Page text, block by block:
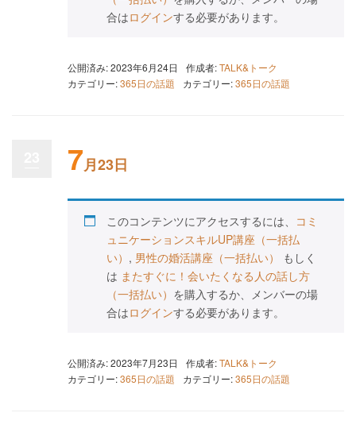
合はログインする必要があります。
公開済み: 2023年6月24日 作成者:TALK&トーク
カテゴリー:365日の話題 カテゴリー:365日の話題
7月23日
このコンテンツにアクセスするには、 コミ
ュニケーションスキルUP講座（一括払
い） , 男性の婚活講座（一括払い）
もしく
は またすぐに！会いたくなる人の話し方
（一括払い） を購入するか、メンバーの場
合はログインする必要があります。
公開済み: 2023年7月23日 作成者:TALK&トーク
カテゴリー:365日の話題 カテゴリー:365日の話題